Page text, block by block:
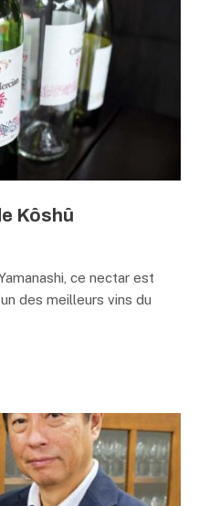
Kôshû
ce nectar est
des meilleurs vins du